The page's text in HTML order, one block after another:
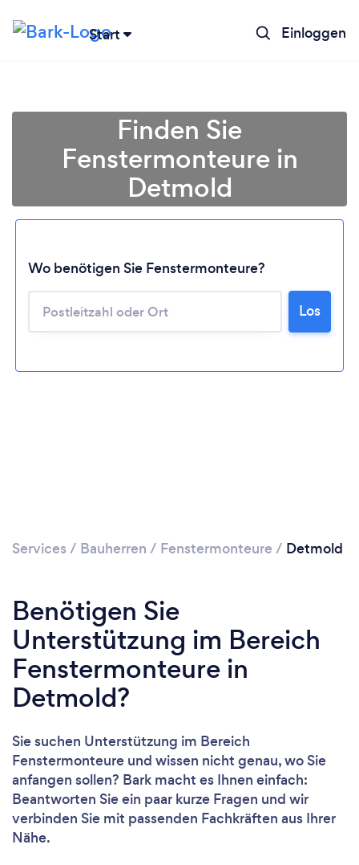
Start Einloggen
Lädt ...
Finden Sie
Fenstermonteure in
Detmold
Wo benötigen Sie Fenstermonteure?
Los
Services / Bauherren / Fenstermonteure / Detmold
Benötigen Sie
Unterstützung im Bereich
Fenstermonteure in
Detmold?
Sie suchen Unterstützung im Bereich
Fenstermonteure und wissen nicht genau, wo Sie
anfangen sollen? Bark macht es Ihnen einfach:
Beantworten Sie ein paar kurze Fragen und wir
verbinden Sie mit passenden Fachkräften aus Ihrer
Nähe.